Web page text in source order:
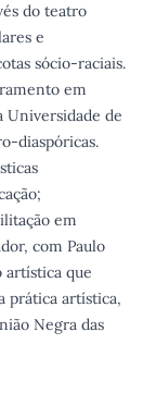
do teatro
e
sócio-raciais.
em
Universidade de
diaspóricas.
em
com Paulo
artística que
prática artística,
Negra das